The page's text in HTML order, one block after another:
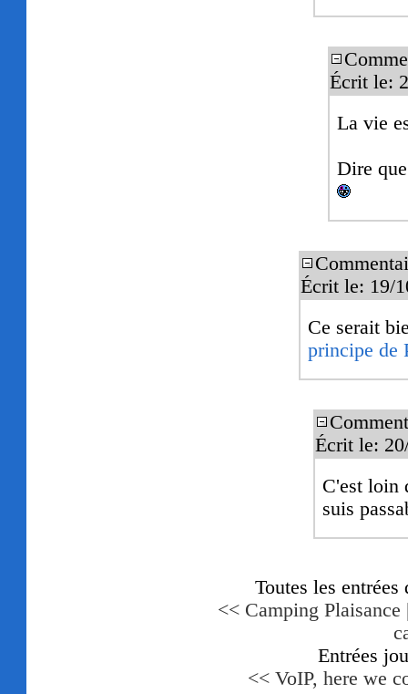
Écrit le:
La vie
Dire
Écrit le: 19/
Ce serait
principe de
Écrit le:
C'est loin
suis
Toutes les
<< Camping Plaisance
Entrées
<< VoIP, here we